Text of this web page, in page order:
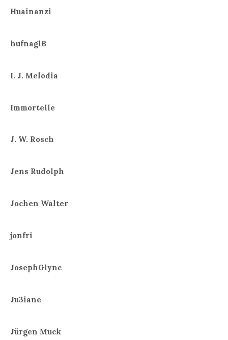
Huainanzi
hufnaglB
I. J. Melodia
Immortelle
J. W. Rosch
Jens Rudolph
Jochen Walter
jonfri
JosephGlync
Ju3iane
Jürgen Muck